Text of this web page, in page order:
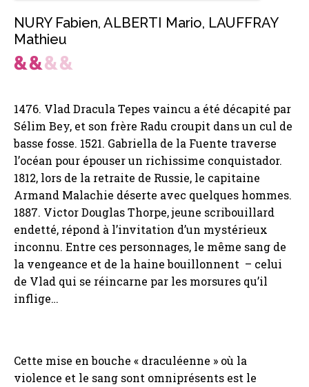
NURY Fabien, ALBERTI Mario, LAUFFRAY
Mathieu
1476. Vlad Dracula Tepes vaincu a été décapité par
Sélim Bey, et son frère Radu croupit dans un cul de
basse fosse. 1521. Gabriella de la Fuente traverse
l’océan pour épouser un richissime conquistador.
1812, lors de la retraite de Russie, le capitaine
Armand Malachie déserte avec quelques hommes.
1887. Victor Douglas Thorpe, jeune scribouillard
endetté, répond à l’invitation d’un mystérieux
inconnu. Entre ces personnages, le même sang de
la vengeance et de la haine bouillonnent – celui
de Vlad qui se réincarne par les morsures qu’il
inflige…
Cette mise en bouche « draculéenne » où la
violence et le sang sont omniprésents est le